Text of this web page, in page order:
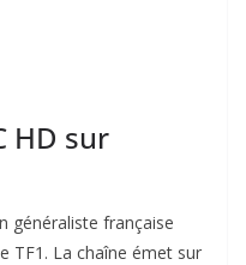
HD sur
généraliste française
TF1. La chaîne émet sur